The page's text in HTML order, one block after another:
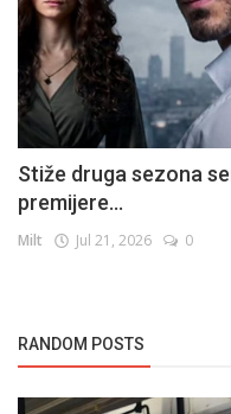
Stiže druga sezona
premijere...
Milt Jul 21, 2026 0
RANDOM POSTS